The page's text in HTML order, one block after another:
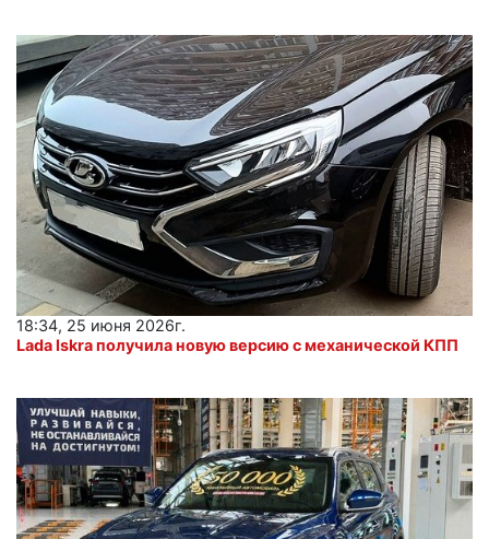
18:34, 25 июня 2026г.
Lada Iskra получила новую версию с механической КПП